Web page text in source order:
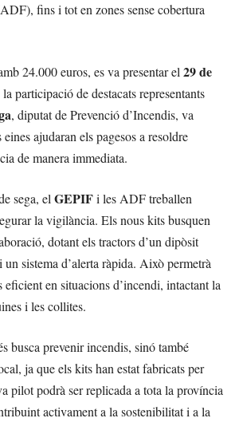
fins i tot en zones sense cobertura
24.000 euros, es va presentar el 29 de
participació de destacats representants
, diputat de Prevenció d’Incendis, va
eines ajudaran els pagesos a resoldre
de manera immediata.
sega, el GEPIFi les ADF treballen
la vigilància. Els nous kits busquen
dotant els tractors d’un dipòsit
sistema d’alerta ràpida. Això permetrà
eficient en situacions d’incendi, intactant la
i les collites.
busca prevenir incendis, sinó també
ja que els kits han estat fabricats per
pilot podrà ser replicada a tota la província
activament a la sostenibilitat i a la